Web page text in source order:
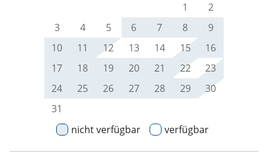
1
2
3
4 5 6 7 8
9
10
11 12 13 14 15
16
17
18 19 20 21 22
23
24
25 26 27 28 29
30
31
nicht verfügbar
verfügbar